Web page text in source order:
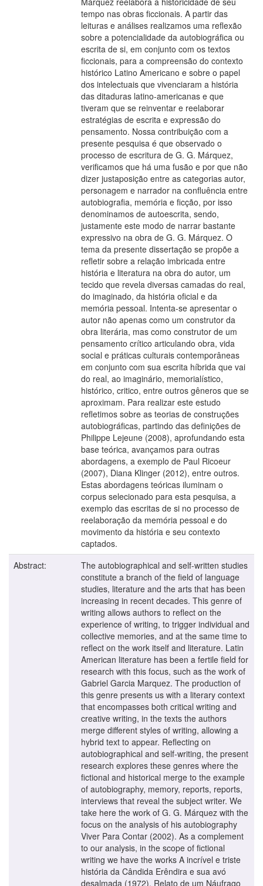
tempo nas obras ficcionais. A partir das
leituras e análises realizamos uma reflexão
sobre a potencialidade da autobiográfica ou
escrita de si, em conjunto com os textos
ficcionais, para a compreensão do contexto
histórico Latino Americano e sobre o papel
dos intelectuais que vivenciaram a história
das ditaduras latino-americanas e que
tiveram que se reinventar e reelaborar
estratégias de escrita e expressão do
pensamento. Nossa contribuição com a
presente pesquisa é que observado o
processo de escritura de G. G. Márquez,
verificamos que há uma fusão e por que não
dizer justaposição entre as categorias autor,
personagem e narrador na confluência entre
autobiografia, memória e ficção, por isso
denominamos de autoescrita, sendo,
justamente este modo de narrar bastante
expressivo na obra de G. G. Márquez. O
tema da presente dissertação se propõe a
refletir sobre a relação imbricada entre
história e literatura na obra do autor, um
tecido que revela diversas camadas do real,
do imaginado, da história oficial e da
memória pessoal. Intenta-se apresentar o
autor não apenas como um construtor da
obra literária, mas como construtor de um
pensamento crítico articulando obra, vida
social e práticas culturais contemporâneas
em conjunto com sua escrita híbrida que vai
do real, ao imaginário, memorialístico,
histórico, critico, entre outros gêneros que se
aproximam. Para realizar este estudo
refletimos sobre as teorias de construções
autobiográficas, partindo das definições de
Philippe Lejeune (2008), aprofundando esta
base teórica, avançamos para outras
abordagens, a exemplo de Paul Ricoeur
(2007), Diana Klinger (2012), entre outros.
Estas abordagens teóricas iluminam o
corpus selecionado para esta pesquisa, a
exemplo das escritas de si no processo de
reelaboração da memória pessoal e do
movimento da história e seu contexto
captados.
Abstract:
The autobiographical and self-written studies
constitute a branch of the field of language
studies, literature and the arts that has been
increasing in recent decades. This genre of
writing allows authors to reflect on the
experience of writing, to trigger individual and
collective memories, and at the same time to
reflect on the work itself and literature. Latin
American literature has been a fertile field for
research with this focus, such as the work of
Gabriel Garcia Marquez. The production of
this genre presents us with a literary context
that encompasses both critical writing and
creative writing, in the texts the authors
merge different styles of writing, allowing a
hybrid text to appear. Reflecting on
autobiographical and self-writing, the present
research explores these genres where the
fictional and historical merge to the example
of autobiography, memory, reports, reports,
interviews that reveal the subject writer. We
take here the work of G. G. Márquez with the
focus on the analysis of his autobiography
Viver Para Contar (2002). As a complement
to our analysis, in the scope of fictional
writing we have the works A incrível e triste
história da Cândida Erêndira e sua avó
desalmada (1972), Relato de um Náufrago